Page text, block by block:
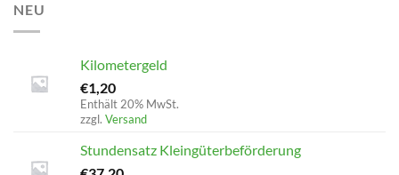
NEU
Kilometergeld
€1,20
Enthält 20% MwSt.
zzgl. Versand
Stundensatz Kleingüterbeförderung